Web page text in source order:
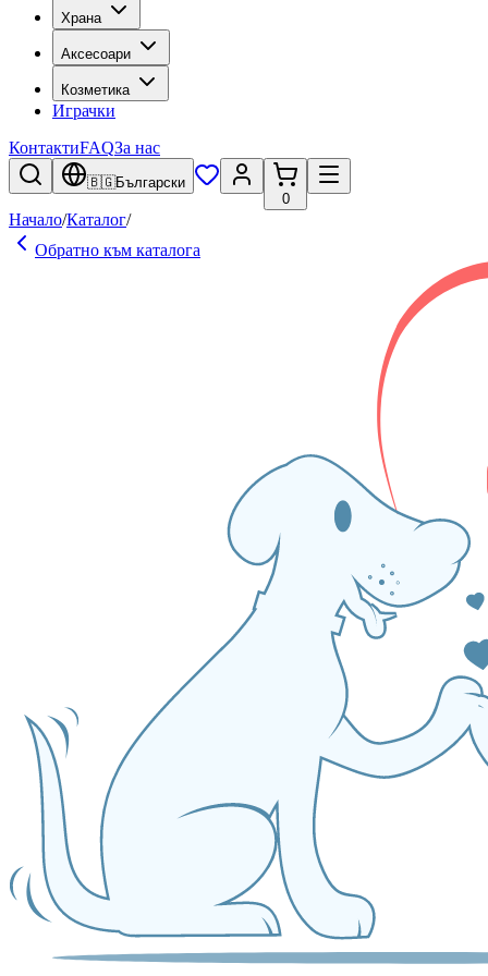
Храна
Аксесоари
Козметика
Играчки
КонтактиFAQЗа нас
🇧🇬Български
0
Начало/Каталог/
Обратно към каталога